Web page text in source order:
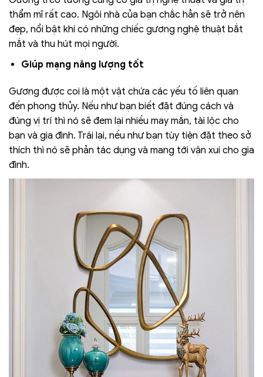
thẩm mĩ rất cao. Ngôi nhà của bạn chắc hẳn sẽ trở nên
đẹp, nổi bật khi có những chiếc gương nghệ thuật bắt
mắt và thu hút mọi người.
Giúp mạng năng lượng tốt
Gương được coi là một vật chứa các yếu tố liên quan
đến phong thủy. Nếu như bạn biết đặt đúng cách và
đúng vị trí thì nó sẽ đem lại nhiều may mắn, tài lộc cho
bạn và gia đình. Trái lại, nếu như bạn tùy tiện đặt theo sở
thích thì nó sẽ phản tác dụng và mang tới vận xui cho gia
đình.